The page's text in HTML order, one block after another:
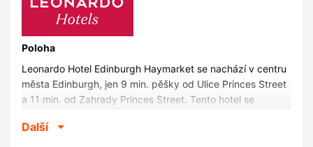
Poloha
Leonardo Hotel Edinburgh Haymarket se nachází v centru
města Edinburgh, jen 9 min. pěšky od Ulice Princes Street
a 11 min. od Zahrady Princes Street. Tento hotel se
Murrayfield.
Další